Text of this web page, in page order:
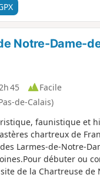
Notre-Dame-
2h 45
Facile
de-Calais)
faunistique et
chartreux de
Larmes-de-Notre-
débuter ou
de la Chartreuse de